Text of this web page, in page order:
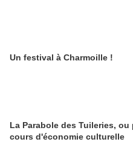
Un festival à Charmoille !
La Parabole des Tuileries, ou
cours d'économie culturelle